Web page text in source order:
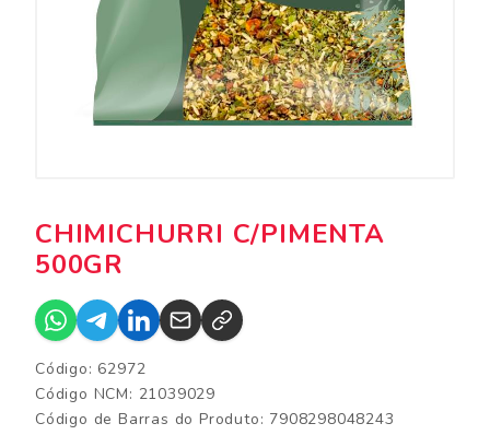
CHIMICHURRI C/PIMENTA
500GR
Código: 62972
Código NCM: 21039029
Código de Barras do Produto: 7908298048243